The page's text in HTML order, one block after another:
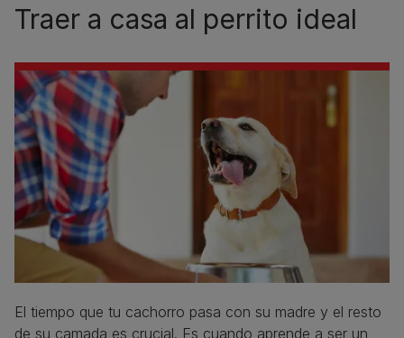
Traer a casa al perrito ideal
El tiempo que tu cachorro pasa con su madre y el resto
de su camada es crucial. Es cuando aprende a ser un